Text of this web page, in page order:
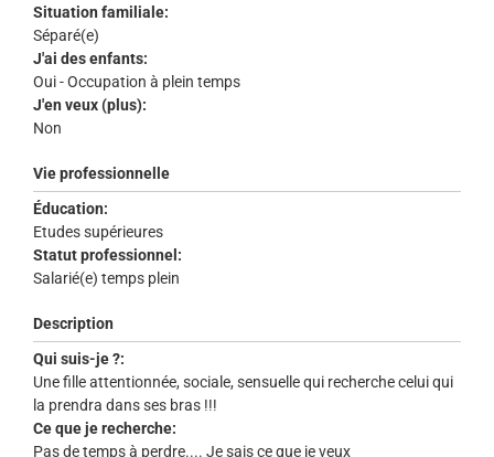
Situation familiale:
Séparé(e)
J'ai des enfants:
Oui - Occupation à plein temps
J'en veux (plus):
Non
Vie professionnelle
Éducation:
Etudes supérieures
Statut professionnel:
Salarié(e) temps plein
Description
Qui suis-je ?:
Une fille attentionnée, sociale, sensuelle qui recherche celui qui
la prendra dans ses bras !!!
Ce que je recherche:
Pas de temps à perdre.... Je sais ce que je veux